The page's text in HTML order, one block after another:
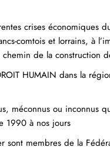
crises économiques
comtois et lorrains, à
de la construction
HUMAIN dans la
méconnus ou inconnus
1990 à nos jours
sont membres de la